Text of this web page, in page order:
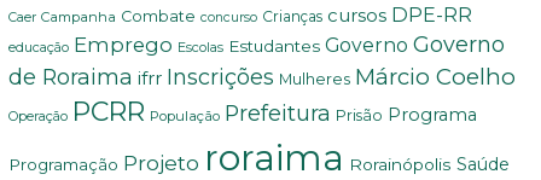
Caer Campanha Combate concurso Crianças cursos DPE-RR
educação Emprego Escolas Estudantes Governo Governo
de Roraima ifrr Inscrições Mulheres Márcio Coelho
Operação PCRR População Prefeitura Prisão Programa
Programação Projeto roraima Rorainópolis Saúde